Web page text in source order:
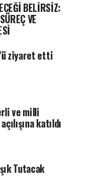
BELİRSİZ:
VE
ziyaret etti
ve milli
katıldı
Tutacak